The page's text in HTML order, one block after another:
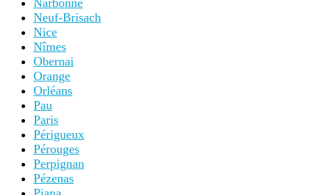
Narbonne
Neuf-Brisach
Nice
Nîmes
Obernai
Orange
Orléans
Pau
Paris
Périgueux
Pérouges
Perpignan
Pézenas